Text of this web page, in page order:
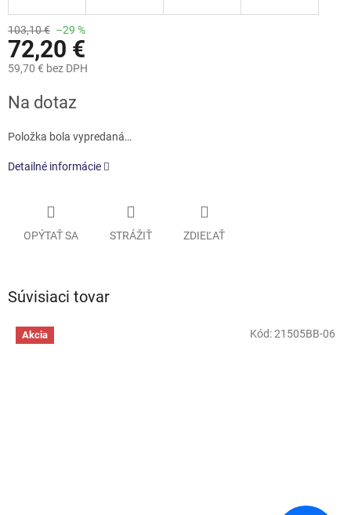
103,10 € –29 %
72,20 €
59,70 € bez DPH
cena:
Na dotaz
Položka bola vypredaná…
Detailné informácie
OPÝTAŤ SA STRÁŽIŤ ZDIEĽAŤ
Súvisiaci tovar
Akcia Kód:21505BB-06